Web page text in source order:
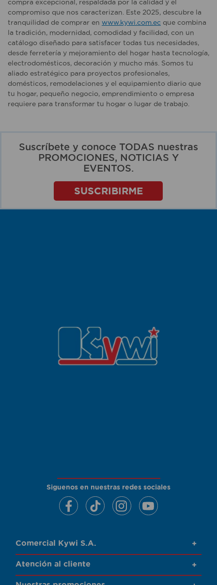
compra excepcional, respaldada por la calidad y el
compromiso que nos caracterizan. Este 2025, descubre la
tranquilidad de comprar en www.kywi.com.ec que combina
la tradición, modernidad, comodidad y facilidad, con un
catálogo diseñado para satisfacer todas tus necesidades,
desde ferretería y mejoramiento del hogar hasta tecnología,
electrodomésticos, decoración y mucho más. Somos tu
aliado estratégico para proyectos profesionales,
domésticos, remodelaciones y el equipamiento diario que
tu hogar, pequeño negocio, emprendimiento o empresa
requiere para transformar tu hogar o lugar de trabajo.
Suscríbete y conoce TODAS nuestras
PROMOCIONES, NOTICIAS Y
EVENTOS.
SUSCRIBIRME
Siguenos en nuestras redes sociales
Comercial Kywi S.A. +
Atención al cliente +